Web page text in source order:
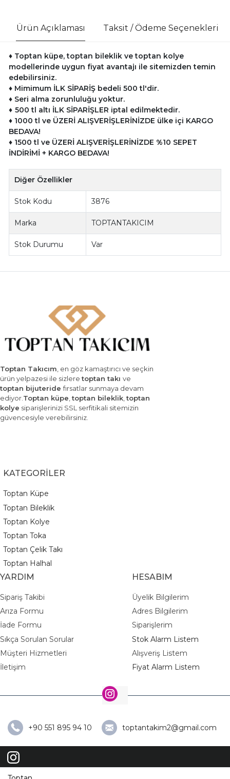
Ürün Açıklaması Taksit / Ödeme Seçenekleri
♦ Toptan küpe, toptan bileklik ve toptan kolye
modellerinde uygun fiyat avantajı ile sitemizden temin
edebilirsiniz.
♦ Mimimum İLK SİPARİŞ bedeli 500 tl'dir.
♦ Seri alma zorunluluğu yoktur.
♦ 500 tl altı İLK SİPARİŞLER iptal edilmektedir.
♦1000 tl ve ÜZERİ ALIŞVERİŞLERİNİZDE ülke içi KARGO
BEDAVA!
♦ 1500 tl ve ÜZERİ ALIŞVERİŞLERİNİZDE %10 SEPET
İNDİRİMİ + KARGO BEDAVA!
Diğer Özellikler
Stok Kodu 3876
Marka TOPTANTAKICIM
Stok Durumu Var
Toptan Takıcım, en göz kamaştırıcı ve seçkin
ürün yelpazesi ile sizleretoptan takı ve
toptan bijuteridefırsatlar sunmaya devam
ediyor.Toptan küpe,toptan bileklik,toptan
kolye siparişlerinizi SSL serfitikali sitemizin
güvencesiyle verebilirsiniz.
KATEGORİLER
Toptan Küpe
Toptan Bileklik
Toptan Kolye
Toptan Toka
Toptan Çelik Takı
Toptan Halhal
YARDIM
Sipariş Takibi
Arıza Formu
İade Formu
Sıkça Sorulan Sorular
Müşteri Hizmetleri
İletişim
HESABIM
Üyelik Bilgilerim
Adres Bilgilerim
Siparişlerim
Stok Alarm Listem
Alışveriş Listem
Fiyat Alarm Listem
+90 551 895 94 10 toptantakim2@gmail.com